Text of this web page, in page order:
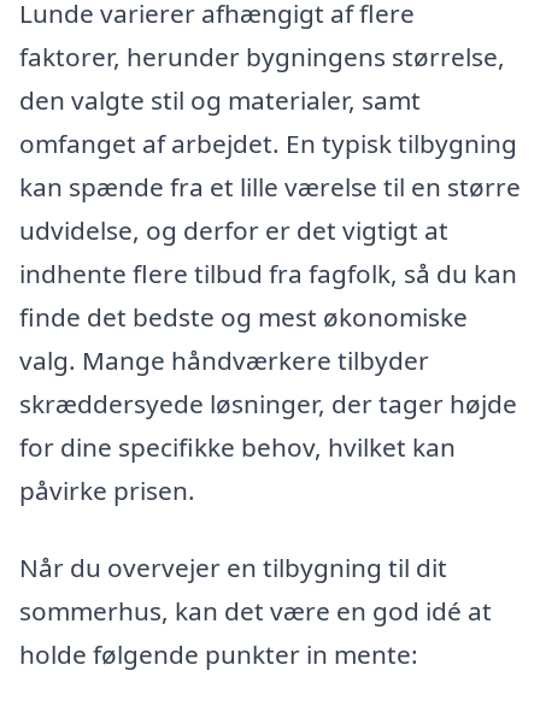
Lunde varierer afhængigt af flere
faktorer, herunder bygningens størrelse,
den valgte stil og materialer, samt
omfanget af arbejdet. En typisk tilbygning
kan spænde fra et lille værelse til en større
udvidelse, og derfor er det vigtigt at
indhente flere tilbud fra fagfolk, så du kan
finde det bedste og mest økonomiske
valg. Mange håndværkere tilbyder
skræddersyede løsninger, der tager højde
for dine specifikke behov, hvilket kan
påvirke prisen.
Når du overvejer en tilbygning til dit
sommerhus, kan det være en god idé at
holde følgende punkter in mente: